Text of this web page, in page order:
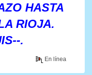
HASTA
RIOJA.
.
En línea